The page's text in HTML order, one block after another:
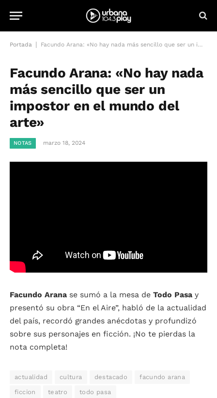
Portada Facundo Arana: «No hay nada más sencillo que ser un impostor en el mundo del arte»
Facundo Arana: «No hay nada
más sencillo que ser un
impostor en el mundo del
arte»
NOTAS marzo 18, 2024
Facundo Arana se sumó a la mesa de Todo Pasa y
presentó su obra “En el Aire”, habló de la actualidad
del país, recordó grandes anécdotas y profundizó
sobre sus personajes en ficción. ¡No te pierdas la
nota completa!
actualidad cultura destacado facundo arana
ficcion teatro todo pasa